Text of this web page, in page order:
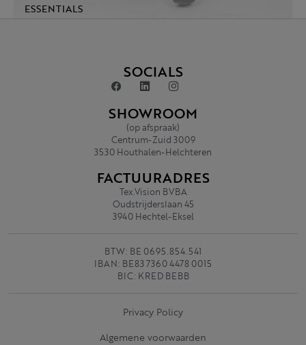
ESSENTIALS
SOCIALS
SHOWROOM
(op afspraak)
Centrum-Zuid 3009
3530 Houthalen-Helchteren
FACTUURADRES
Tex.Vision BVBA
Oudstrijderslaan 45
3940 Hechtel-Eksel
BTW: BE 0695.854.541
IBAN: BE83 7360 4478 0015
BIC: KRED BEBB
Privacy Policy
Algemene voorwaarden